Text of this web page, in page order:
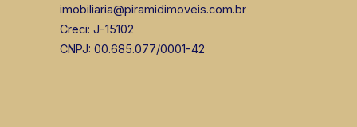
imobiliaria@piramidimoveis.com.br
Creci: J-15102
CNPJ: 00.685.077/0001-42